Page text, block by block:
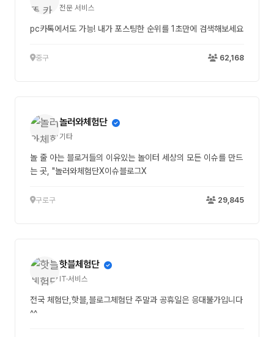
전문 서비스
pc카톡에서도 가능! 내가 포스팅한 순위를 1초만에 검색해보세요
중구 62,168
놀러와체험단
기타
놀 줄 아는 블로거들의 이유있는 놀이터 세상의 모든 이슈를 만드
는 곳, "놀러와체험단X이슈블로그X
구로구 29,845
핫블체험단
IT·서비스
전국 체험단,핫블,블로그체험단 주말과 공휴일은 응대불가입니다
^^